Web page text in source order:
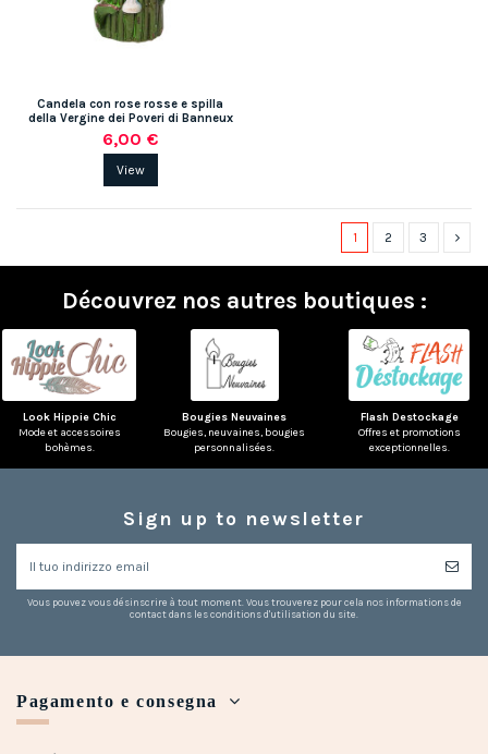
Candela con rose rosse e spilla
della Vergine dei Poveri di Banneux
6,00 €
View
1 2 3
Découvrez nos autres boutiques :
Look Hippie Chic
Mode et accessoires
bohèmes.
Bougies Neuvaines
Bougies, neuvaines, bougies
personnalisées.
Flash Destockage
Offres et promotions
exceptionnelles.
Sign up to newsletter
Vous pouvez vous désinscrire à tout moment. Vous trouverez pour cela nos informations de
contact dans les conditions d'utilisation du site.
Pagamento e consegna